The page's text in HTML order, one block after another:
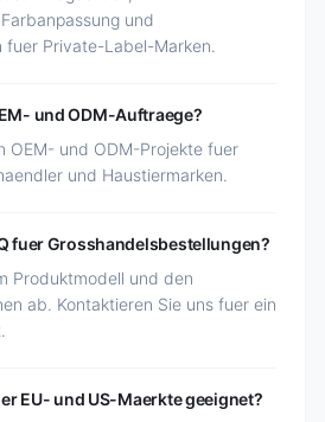
und
fuer Private-Label-Marken.
und ODM-Auftraege?
OEM- und ODM-Projekte fuer
und Haustiermarken.
fuer Grosshandelsbestellungen?
Produktmodell und den
ab. Kontaktieren Sie uns fuer ein
EU- und US-Maerkte geeignet?